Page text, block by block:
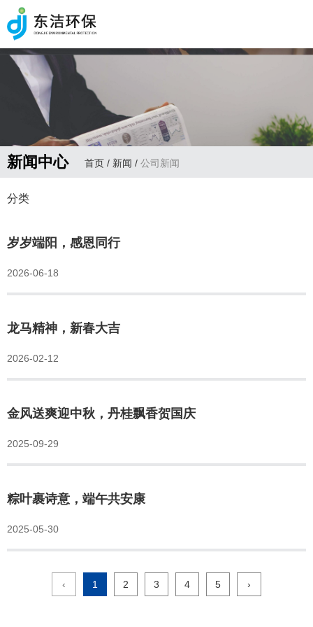
新闻中心 首页/ 新闻 /公司新闻
分类
岁岁端阳，感恩同行
2026-06-18
龙马精神，新春大吉
2026-02-12
金风送爽迎中秋，丹桂飘香贺国庆
2025-09-29
粽叶裹诗意，端午共安康
2025-05-30
‹ 1 2 3 4 5 ›